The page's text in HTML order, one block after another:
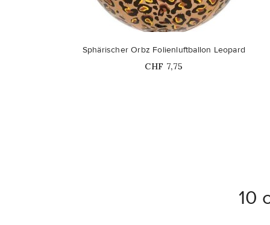
Nicht auf Lager
Sphärischer Orbz Folienluftballon Leopard
Price
CHF 7,75
10